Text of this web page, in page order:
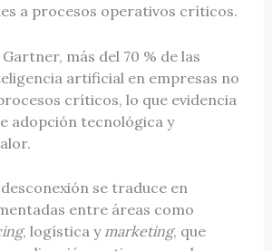
a procesos operativos críticos.
más del 70 % de las
artificial en empresas no
críticos, lo que evidencia
adopción tecnológica y
se traduce en
entre áreas como
, logística y marketing, que